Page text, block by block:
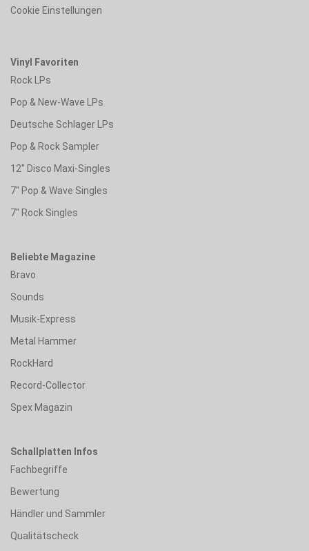
Cookie Einstellungen
Vinyl Favoriten
Rock LPs
Pop & New-Wave LPs
Deutsche Schlager LPs
Pop & Rock Sampler
12" Disco Maxi-Singles
7" Pop & Wave Singles
7" Rock Singles
Beliebte Magazine
Bravo
Sounds
Musik-Express
Metal Hammer
RockHard
Record-Collector
Spex Magazin
Schallplatten Infos
Fachbegriffe
Bewertung
Händler und Sammler
Qualitätscheck